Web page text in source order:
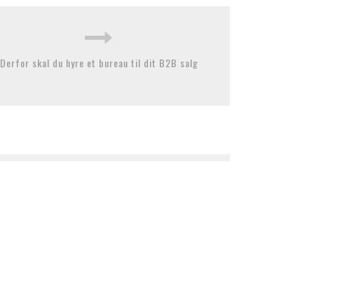
Derfor skal du hyre et bureau til dit B2B salg